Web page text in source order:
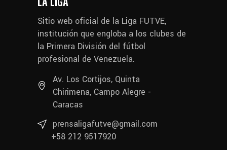
Sitio web oficial de la Liga FUTVE,
institución que engloba a los clubes de
la Primera División del fútbol
profesional de Venezuela.
Av. Los Cortijos, Quinta
Chirimena, Campo Alegre -
Caracas
prensaligafutve@gmail.com
+58 212 9517920